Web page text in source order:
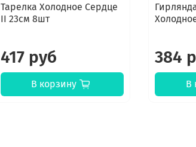
Тарелка Холодное Сердце
II 23см 8шт
417 руб
В корзину
384
В